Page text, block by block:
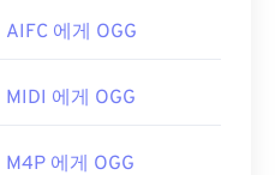
AIFC 에게 OGG
MIDI 에게 OGG
M4P 에게 OGG